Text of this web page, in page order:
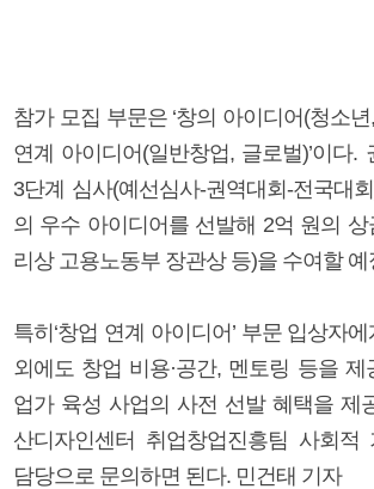
참가 모집 부문은 ‘창의 아이디어(청소년,
연계 아이디어(일반창업, 글로벌)’이다.
3단계 심사(예선심사-권역대회-전국대
의 우수 아이디어를 선발해 2억 원의
리상 고용노동부 장관상 등)을 수여할 예
특히‘창업 연계 아이디어’ 부문 입상자
외에도 창업 비용·공간, 멘토링 등을 제
업가 육성 사업의 사전 선발 혜택을 제
산디자인센터 취업창업진흥팀 사회적
담당으로 문의하면 된다. 민건태 기자